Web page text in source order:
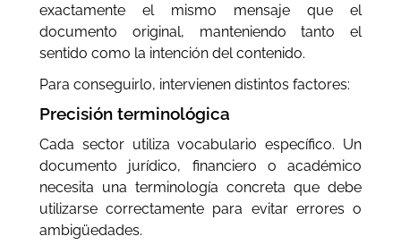
exactamente el mismo mensaje que el
documento original, manteniendo tanto el
sentido como la intención del contenido.
Para conseguirlo, intervienen distintos factores:
Precisión terminológica
Cada sector utiliza vocabulario específico. Un
documento jurídico, financiero o académico
necesita una terminología concreta que debe
utilizarse correctamente para evitar errores o
ambigüedades.